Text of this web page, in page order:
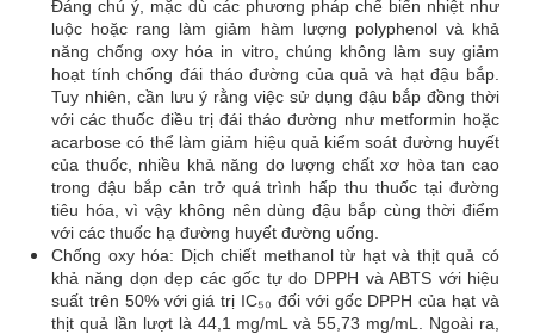
Đáng chú ý, mặc dù các phương pháp chế biến nhiệt như
luộc hoặc rang làm giảm hàm lượng polyphenol và khả
năng chống oxy hóa in vitro, chúng không làm suy giảm
hoạt tính chống đái tháo đường của quả và hạt đậu bắp.
Tuy nhiên, cần lưu ý rằng việc sử dụng đậu bắp đồng thời
với các thuốc điều trị đái tháo đường như metformin hoặc
acarbose có thể làm giảm hiệu quả kiểm soát đường huyết
của thuốc, nhiều khả năng do lượng chất xơ hòa tan cao
trong đậu bắp cản trở quá trình hấp thu thuốc tại đường
tiêu hóa, vì vậy không nên dùng đậu bắp cùng thời điểm
với các thuốc hạ đường huyết đường uống.
Chống oxy hóa: Dịch chiết methanol từ hạt và thịt quả có
khả năng dọn dẹp các gốc tự do DPPH và ABTS với hiệu
suất trên 50% với giá trị IC₅₀ đối với gốc DPPH của hạt và
thịt quả lần lượt là 44,1 mg/mL và 55,73 mg/mL. Ngoài ra,